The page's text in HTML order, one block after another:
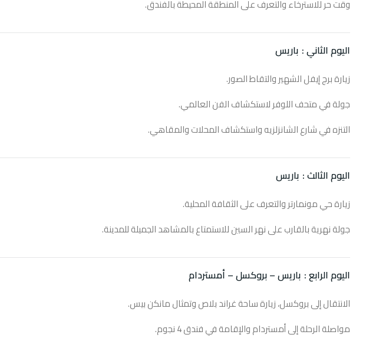
وقت حر للاسترخاء والتعرف على المنطقة المحيطة بالفندق.
اليوم الثاني : باريس
زيارة برج إيفل الشهير والتقاط الصور.
جولة في متحف اللوفر لاستكشاف الفن العالمي.
التنزه في شارع الشانزلزيه واستكشاف المحلات والمقاهي.
اليوم الثالث : باريس
زيارة حي مونمارتر والتعرف على الثقافة المحلية.
جولة نهرية بالقارب على نهر السين للاستمتاع بالمشاهد الجميلة للمدينة.
اليوم الرابع : باريس – بروكسل – أمستردام
الانتقال إلى بروكسل، زيارة ساحة غراند بلاص وتمثال مانكن بيس.
مواصلة الرحلة إلى أمستردام والإقامة في فندق 4 نجوم.